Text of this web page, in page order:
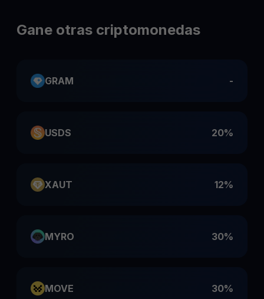
Gane otras criptomonedas
GRAM -
USDS 20%
XAUT 12%
MYRO 30%
MOVE 30%